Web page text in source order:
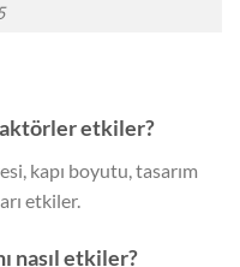
etkiler?
kapı boyutu, tasarım
etkiler.
nasıl etkiler?